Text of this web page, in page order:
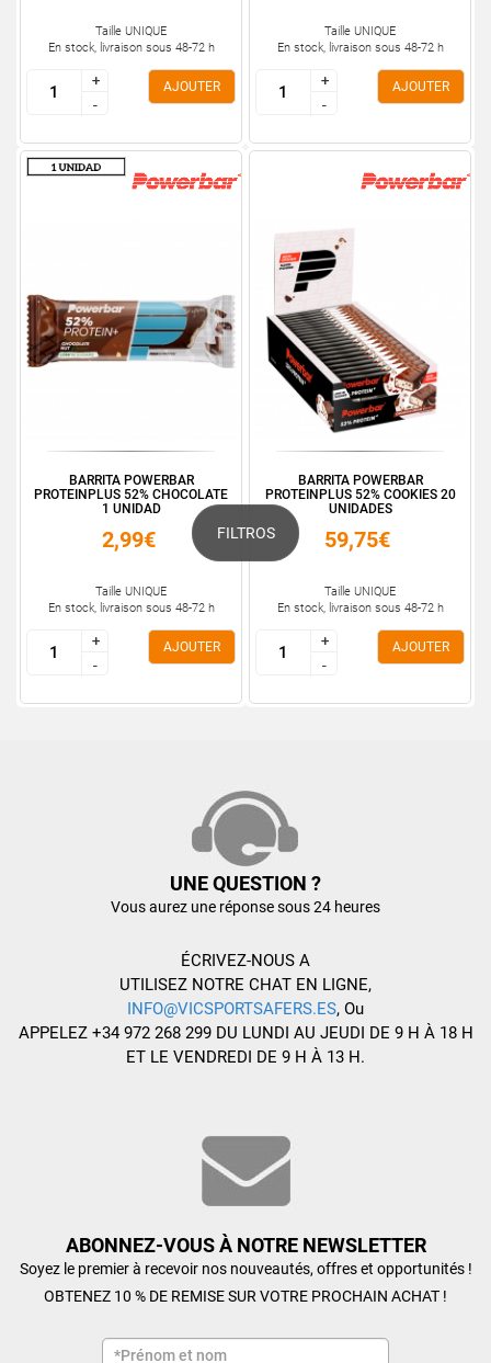
FILTROS
Taille UNIQUE
En stock, livraison sous 48-72 h
+
-
+
-
AJOUTER
Taille UNIQUE
En stock, livraison sous 48-72 h
+
-
+
-
AJOUTER
BARRITA POWERBAR
PROTEINPLUS 52% CHOCOLATE
1 UNIDAD
2,99€
Taille UNIQUE
En stock, livraison sous 48-72 h
+
-
+
-
AJOUTER
BARRITA POWERBAR
PROTEINPLUS 52% COOKIES 20
UNIDADES
59,75€
Taille UNIQUE
En stock, livraison sous 48-72 h
+
-
+
-
AJOUTER
UNE QUESTION ?
Vous aurez une réponse sous 24 heures
ÉCRIVEZ-NOUS A
UTILISEZ NOTRE CHAT EN LIGNE,
INFO@VICSPORTSAFERS.ES, Ou
APPELEZ +34 972 268 299 DU LUNDI AU JEUDI DE 9 H À 18 H
ET LE VENDREDI DE 9 H À 13 H.
ABONNEZ-VOUS À NOTRE NEWSLETTER
Soyez le premier à recevoir nos nouveautés, offres et opportunités !
OBTENEZ 10 % DE REMISE SUR VOTRE PROCHAIN ACHAT !